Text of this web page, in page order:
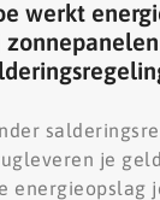
werkt
je
energieopslag